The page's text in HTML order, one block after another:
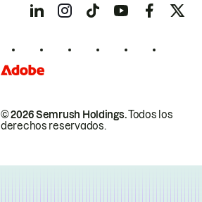
© 2026 Semrush Holdings.Todos los
derechos reservados.